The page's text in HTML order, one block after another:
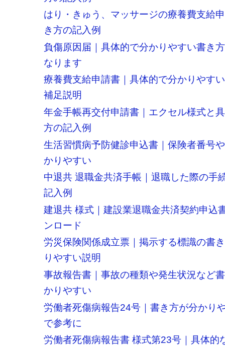
はり・きゅう、マッサージの療養費支給
き方の記入例
負傷原因届｜具体的で分かりやすい書き
なります
療養費支給申請書｜具体的で分かりやす
補足説明
年金手帳再交付申請書｜エクセル様式と
方の記入例
生活習慣病予防健診申込書｜保険者番号
かりやすい
中退共 退職金共済手帳｜退職した際の手
記入例
建退共 様式｜建設業退職金共済契約申込
ンロード
労災保険関係成立票｜掲示する標識の書
りやすい説明
事故報告書｜事故の種類や発生状況など
かりやすい
労働者死傷病報告24号｜書き方が分かり
で参考に
労働者死傷病報告書 様式第23号｜具体的